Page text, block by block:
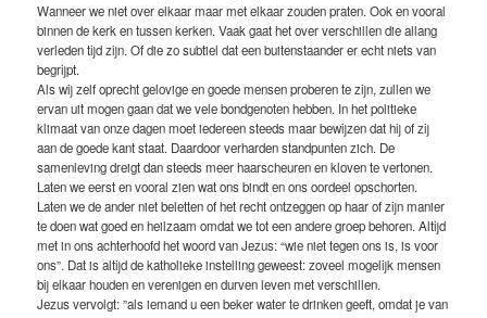
Wanneer we niet over elkaar maar met elkaar zouden praten. Ook en vooral
binnen de kerk en tussen kerken. Vaak gaat het over verschillen die allang
verleden tijd zijn. Of die zo subtiel dat een buitenstaander er echt niets van
begrijpt.
Als wij zelf oprecht gelovige en goede mensen proberen te zijn, zullen we
ervan uit mogen gaan dat we vele bondgenoten hebben. In het politieke
klimaat van onze dagen moet iedereen steeds maar bewijzen dat hij of zij
aan de goede kant staat. Daardoor verharden standpunten zich. De
samenleving dreigt dan steeds meer haarscheuren en kloven te vertonen.
Laten we eerst en vooral zien wat ons bindt en ons oordeel opschorten.
Laten we de ander niet beletten of het recht ontzeggen op haar of zijn manier
te doen wat goed en heilzaam omdat we tot een andere groep behoren. Altijd
met in ons achterhoofd het woord van Jezus: “wie niet tegen ons is, is voor
ons”. Dat is altijd de katholieke instelling geweest: zoveel mogelijk mensen
bij elkaar houden en verenigen en durven leven met verschillen.
Jezus vervolgt: ”als iemand u een beker water te drinken geeft, omdat je van